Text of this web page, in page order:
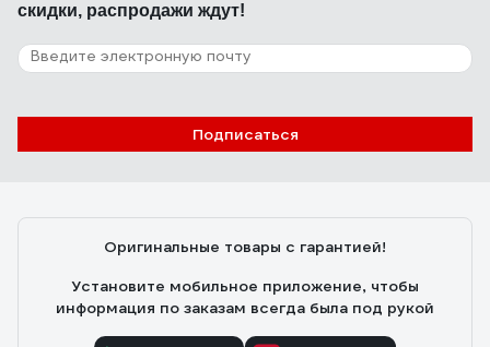
скидки, распродажи ждут!
Подписаться
Оригинальные товары с гарантией!
Установите мобильное приложение, чтобы
информация по заказам всегда была под рукой